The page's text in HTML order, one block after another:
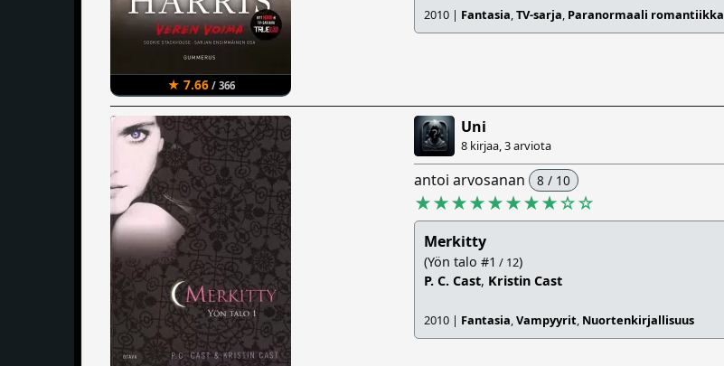
★ 7.66/ 366
2010 | Fantasia,TV-sarja, Paranormaali romantiikka
Uni
8 kirjaa, 3 arviota
antoi arvosanan 8 / 10
★★★★★★★★☆☆
Merkitty
(Yön talo #1 / 12)
P. C. Cast, Kristin Cast
2010 | Fantasia,Vampyyrit, Nuortenkirjallisuus